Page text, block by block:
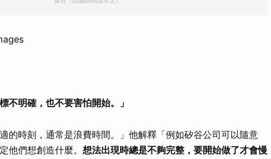
不明確，也不要害怕開始。」
的時刻，通常是浪費時間。」 他解釋「例如矽谷公司可以隨意
他們想創造什麼。 想法出現時總是不夠完整，要開始做了才會慢